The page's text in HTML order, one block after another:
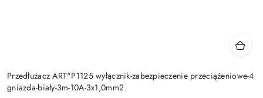
Przedłużacz ART"P1125 wyłącznik-zabezpieczenie przeciążeniowe-4
gniazda-biały-3m-10A-3x1,0mm2